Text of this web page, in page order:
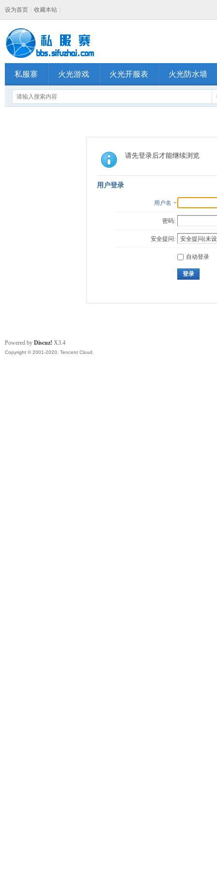
设为首页 收藏本站
私服寨 火光游戏 火光开服表 火光防水墙
请先登录后才能继续浏览
用户登录
用户名
密码:
安全提问:
自动登录
登录
Powered by Discuz! X3.4
Copyright © 2001-2020, Tencent Cloud.